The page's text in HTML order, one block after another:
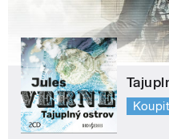
Koupit